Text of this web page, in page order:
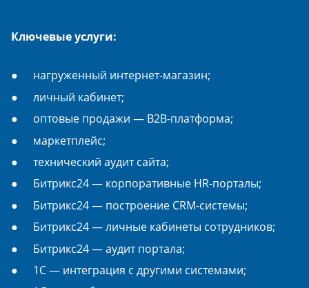
Ключевые услуги:
нагруженный интернет-магазин;
личный кабинет;
оптовые продажи — B2B-платформа;
маркетплейс;
технический аудит сайта;
Битрикс24 — корпоративные HR-порталы;
Битрикс24 — построение CRM-системы;
Битрикс24 — личные кабинеты сотрудников;
Битрикс24 — аудит портала;
1С — интеграция с другими системами;